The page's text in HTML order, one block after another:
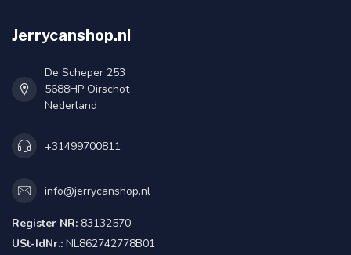
Jerrycanshop.nl
De Scheper 253
5688HP Oirschot
Nederland
+31499700811
info@jerrycanshop.nl
Register NR: 83132570
USt-IdNr.: NL862742778B01